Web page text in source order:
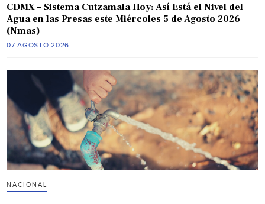
CDMX – Sistema Cutzamala Hoy: Así Está el Nivel del
Agua en las Presas este Miércoles 5 de Agosto 2026
(Nmas)
07 AGOSTO 2026
NACIONAL